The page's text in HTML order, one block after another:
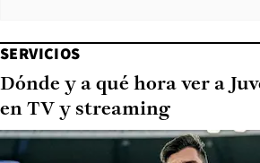
SERVICIOS
Dónde y a qué hora ver a
en TV y streaming